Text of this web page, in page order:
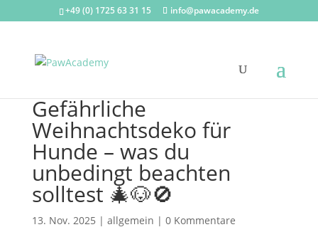
+49 (0) 1725 63 31 15 info@pawacademy.de
Gefährliche
Weihnachtsdeko für
Hunde – was du
unbedingt beachten
solltest 🎄🐶🚫
13. Nov. 2025 | allgemein | 0 Kommentare